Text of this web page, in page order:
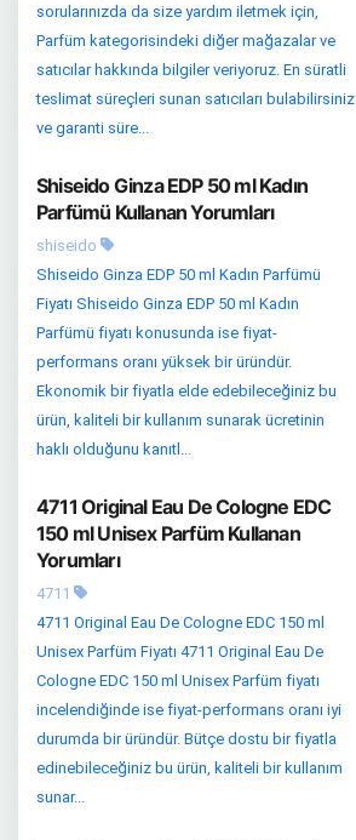
sorularınızda da size yardım iletmek için,
Parfüm kategorisindeki diğer mağazalar ve
satıcılar hakkında bilgiler veriyoruz. En süratli
teslimat süreçleri sunan satıcıları bulabilirsiniz
ve garanti süre...
Shiseido Ginza EDP 50 ml Kadın
Parfümü Kullanan Yorumları
shiseido
Shiseido Ginza EDP 50 ml Kadın Parfümü
Fiyatı Shiseido Ginza EDP 50 ml Kadın
Parfümü fiyatı konusunda ise fiyat-
performans oranı yüksek bir üründür.
Ekonomik bir fiyatla elde edebileceğiniz bu
ürün, kaliteli bir kullanım sunarak ücretinin
haklı olduğunu kanıtl...
4711 Original Eau De Cologne EDC
150 ml Unisex Parfüm Kullanan
Yorumları
4711
4711 Original Eau De Cologne EDC 150 ml
Unisex Parfüm Fiyatı 4711 Original Eau De
Cologne EDC 150 ml Unisex Parfüm fiyatı
incelendiğinde ise fiyat-performans oranı iyi
durumda bir üründür. Bütçe dostu bir fiyatla
edinebileceğiniz bu ürün, kaliteli bir kullanım
sunar...